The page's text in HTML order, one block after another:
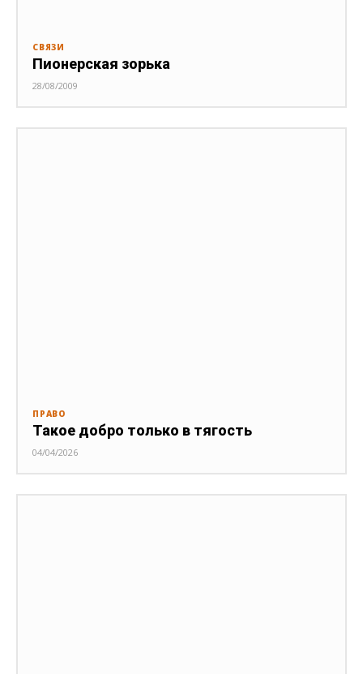
СВЯЗИ
Пионерская зорька
28/08/2009
ПРАВО
Такое добро только в тягость
04/04/2026